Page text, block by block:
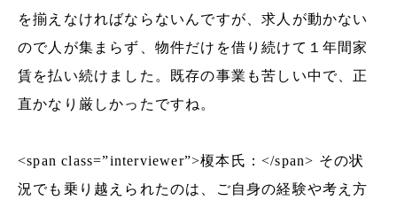
を揃えなければならないんですが、求人が動かない
ので人が集まらず、物件だけを借り続けて１年間家
賃を払い続けました。既存の事業も苦しい中で、正
直かなり厳しかったですね。
<span class=”interviewer”>榎本氏：</span> その状
況でも乗り越えられたのは、ご自身の経験や考え方